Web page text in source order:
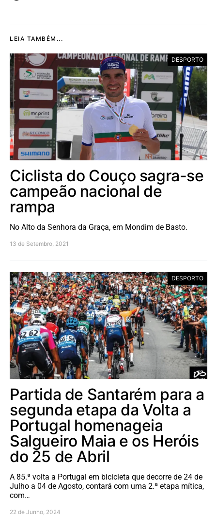
LEIA TAMBÉM...
DESPORTO
Ciclista do Couço sagra-se
campeão nacional de
rampa
No Alto da Senhora da Graça, em Mondim de Basto.
13 de Setembro, 2021
DESPORTO
Partida de Santarém para a
segunda etapa da Volta a
Portugal homenageia
Salgueiro Maia e os Heróis
do 25 de Abril
A 85.ª volta a Portugal em bicicleta que decorre de 24 de
Julho a 04 de Agosto, contará com uma 2.ª etapa mítica,
com…
22 de Junho, 2024